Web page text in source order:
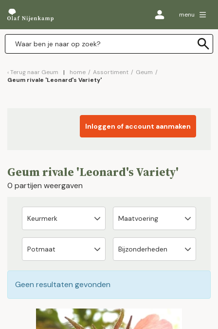
menu
Terug naar Geum home / Assortiment / Geum /
Geum rivale 'Leonard's Variety'
Inloggen of account aanmaken
Geum rivale 'Leonard's Variety'
0 partijen weergaven
Geen resultaten gevonden